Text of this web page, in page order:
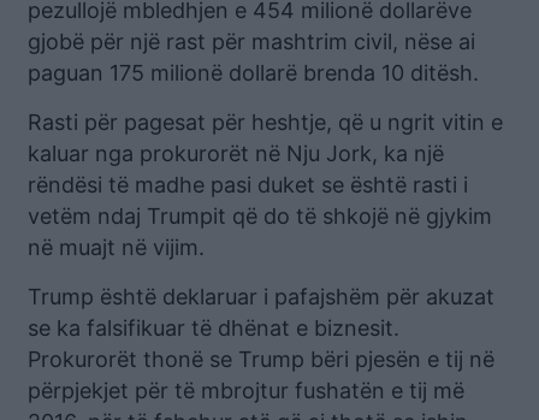
pezullojë mbledhjen e 454 milionë dollarëve
gjobë për një rast për mashtrim civil, nëse ai
paguan 175 milionë dollarë brenda 10 ditësh.
Rasti për pagesat për heshtje, që u ngrit vitin e
kaluar nga prokurorët në Nju Jork, ka një
rëndësi të madhe pasi duket se është rasti i
vetëm ndaj Trumpit që do të shkojë në gjykim
në muajt në vijim.
Trump është deklaruar i pafajshëm për akuzat
se ka falsifikuar të dhënat e biznesit.
Prokurorët thonë se Trump bëri pjesën e tij në
përpjekjet për të mbrojtur fushatën e tij më